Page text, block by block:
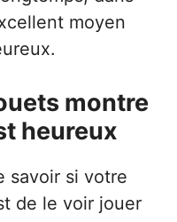
moyen
montre
heureux
savoir si votre
de le voir jouer